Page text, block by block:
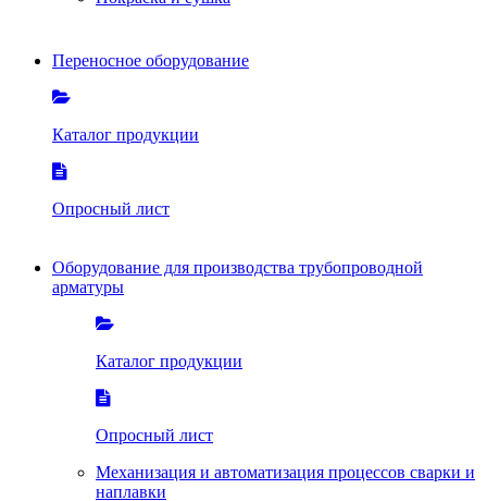
Переносное оборудование
Каталог продукции
Опросный лист
Оборудование для производства трубопроводной
арматуры
Каталог продукции
Опросный лист
Механизация и автоматизация процессов сварки и
наплавки